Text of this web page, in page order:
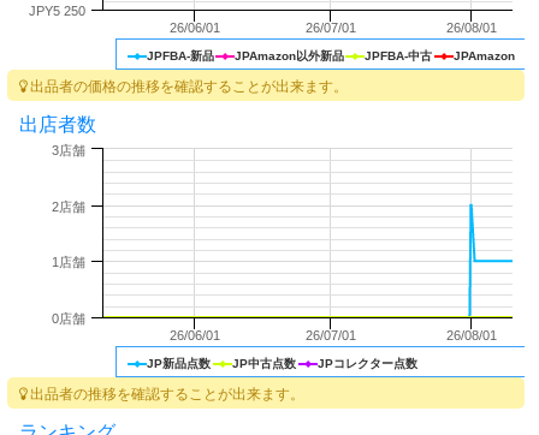
JPFBA-新品 JPAmazon以外新品 JPFBA-中古 JPAmazon
26/06/01 26/07/01 26/08/01
JPY5 250
出品者の価格の推移を確認することが出来ます。
出店者数
JP新品点数 JP中古点数 JPコレクター点数
26/06/01 26/07/01 26/08/01
0店舗
1店舗
2店舗
3店舗
出品者の推移を確認することが出来ます。